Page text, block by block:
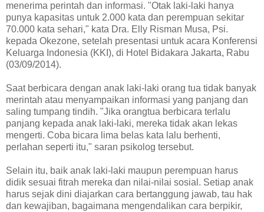
menerima perintah dan informasi. "Otak laki-laki hanya
punya kapasitas untuk 2.000 kata dan perempuan sekitar
70.000 kata sehari," kata Dra. Elly Risman Musa, Psi.
kepada Okezone, setelah presentasi untuk acara Konferensi
Keluarga Indonesia (KKI), di Hotel Bidakara Jakarta, Rabu
(03/09/2014).
Saat berbicara dengan anak laki-laki orang tua tidak banyak
merintah atau menyampaikan informasi yang panjang dan
saling tumpang tindih. "Jika orangtua berbicara terlalu
panjang kepada anak laki-laki, mereka tidak akan lekas
mengerti. Coba bicara lima belas kata lalu berhenti,
perlahan seperti itu," saran psikolog tersebut.
Selain itu, baik anak laki-laki maupun perempuan harus
didik sesuai fitrah mereka dan nilai-nilai sosial. Setiap anak
harus sejak dini diajarkan cara bertanggung jawab, tau hak
dan kewajiban, bagaimana mengendalikan cara berpikir,